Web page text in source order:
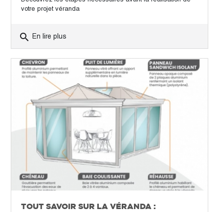
votre projet véranda
search En lire plus
TOUT SAVOIR SUR LA VÉRANDA :